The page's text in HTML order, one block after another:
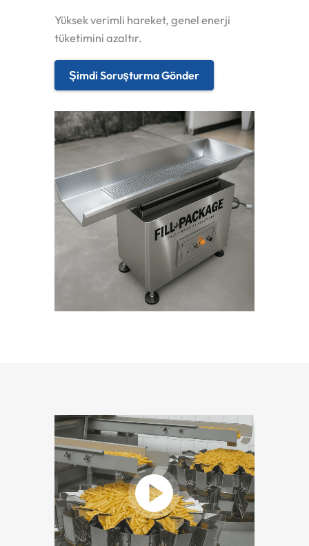
Yüksek verimli hareket, genel enerji
tüketimini azaltır.
Şimdi Soruşturma Gönder